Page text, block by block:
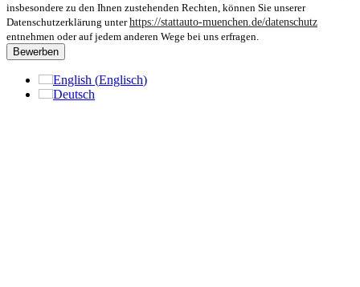
insbesondere zu den Ihnen zustehenden Rechten, können Sie unserer
Datenschutzerklärung unterhttps://stattauto-muenchen.de/datenschutz
entnehmen oder auf jedem anderen Wege bei uns erfragen.
Bewerben
English (Englisch)
Deutsch